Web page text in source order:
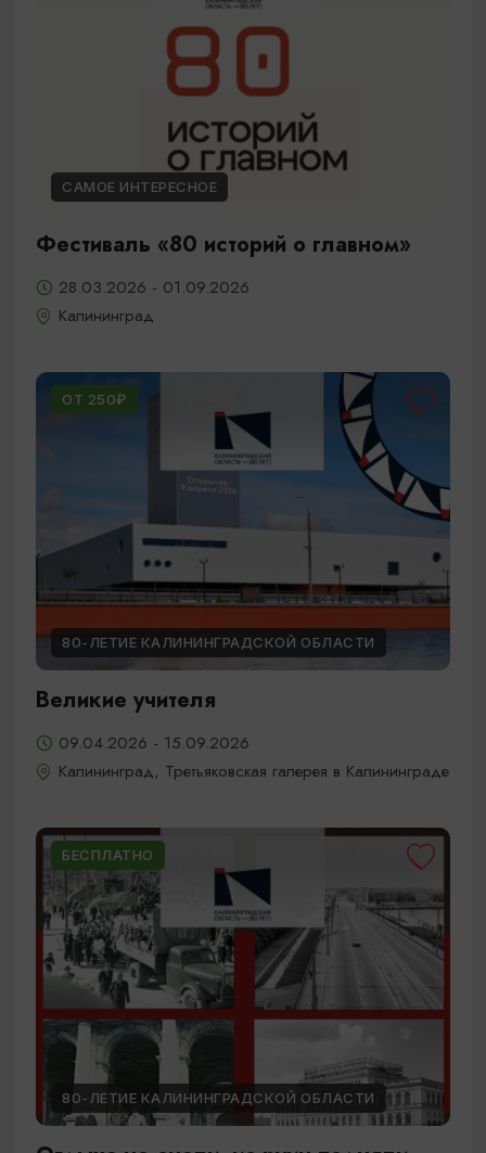
САМОЕ ИНТЕРЕСНОЕ
Фестиваль «80 историй о главном»
28.03.2026 - 01.09.2026
Калининград
ОТ 250₽
80-ЛЕТИЕ КАЛИНИНГРАДСКОЙ ОБЛАСТИ
Великие учителя
09.04.2026 - 15.09.2026
Калининград, Третьяковская галерея в Калининграде
БЕСПЛАТНО
80-ЛЕТИЕ КАЛИНИНГРАДСКОЙ ОБЛАСТИ